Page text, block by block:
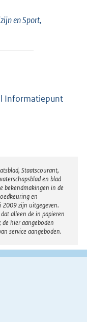
en Sport,
Informatiepunt
Staatscourant,
en blad
bekendmakingen in de
en
2009 zijn uitgegeven.
alleen de in papieren
hier aangeboden
service aangeboden.